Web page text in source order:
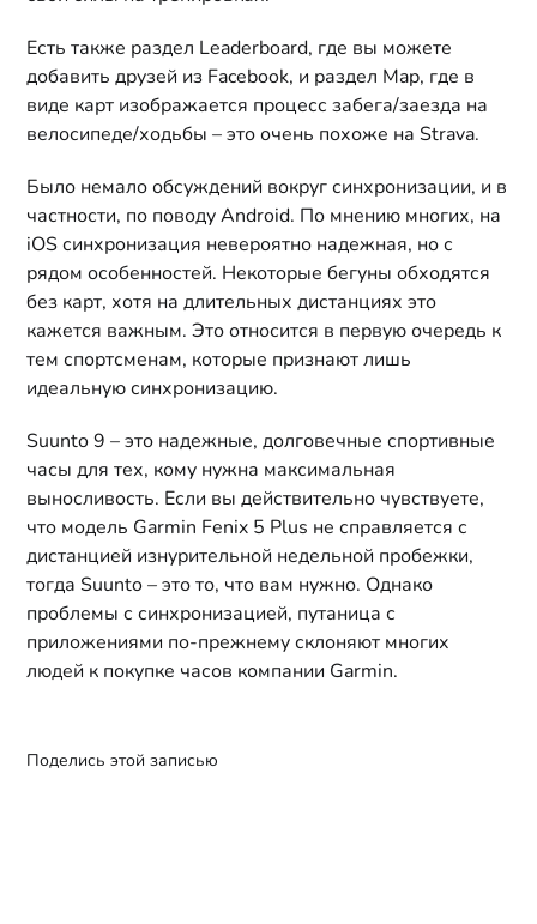
Есть также раздел Leaderboard, где вы можете
добавить друзей из Facebook, и раздел Map, где в
виде карт изображается процесс забега/заезда на
велосипеде/ходьбы – это очень похоже на Strava.
Было немало обсуждений вокруг синхронизации, и в
частности, по поводу Android. По мнению многих, на
iOS синхронизация невероятно надежная, но с
рядом особенностей. Некоторые бегуны обходятся
без карт, хотя на длительных дистанциях это
кажется важным. Это относится в первую очередь к
тем спортсменам, которые признают лишь
идеальную синхронизацию.
Suunto 9 – это надежные, долговечные спортивные
часы для тех, кому нужна максимальная
выносливость. Если вы действительно чувствуете,
что модель Garmin Fenix 5 Plus не справляется с
дистанцией изнурительной недельной пробежки,
тогда Suunto – это то, что вам нужно. Однако
проблемы с синхронизацией, путаница с
приложениями по-прежнему склоняют многих
людей к покупке часов компании Garmin.
Поделись этой записью